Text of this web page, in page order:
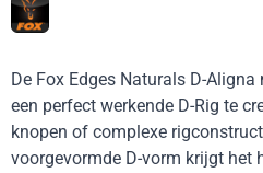
De Fox Edges Naturals D-
een perfect werkende D-Rig te
knopen of complexe
voorgevormde D-vorm krijgt het